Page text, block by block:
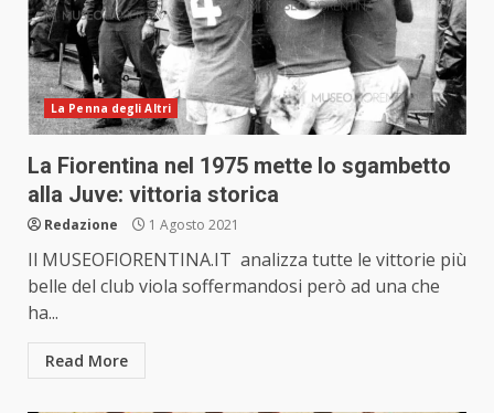
La Penna degli Altri
La Fiorentina nel 1975 mette lo sgambetto
alla Juve: vittoria storica
Redazione 1 Agosto 2021
Il MUSEOFIORENTINA.IT analizza tutte le vittorie più
belle del club viola soffermandosi però ad una che
ha...
Read More